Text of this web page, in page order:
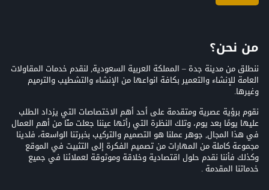
من نحن؟
ننطلق من مدينة جدة – المملكة العربية السعودية, لنقدم خدمات المقاولات
العامة للإنشاء والتعمير بكافة انواعها من الإنشاء والتشطيب والترميم
وغيرها.
نقوم برؤية عصرية ومتقدمة على أحد أهم الاختصاصات التي يزداد الطلب
عليها يومًا بعد يوم، وتلك النظرة التي رأتها عيننا جعلت منّا من أهم العمال
في هذا المجال, جوهر عملنا هو التصميم والتركيب بخبرتنا الواسعة، فلدينا
مجموعة كاملة من المهارات من تصميم الفكرة إلى التثبيت في الموقع
وكذلك فأننا نقدم حلول اقتصادية وخلاقة وموثوقة لعملائنا في جميع
خدماتنا المقدمة .